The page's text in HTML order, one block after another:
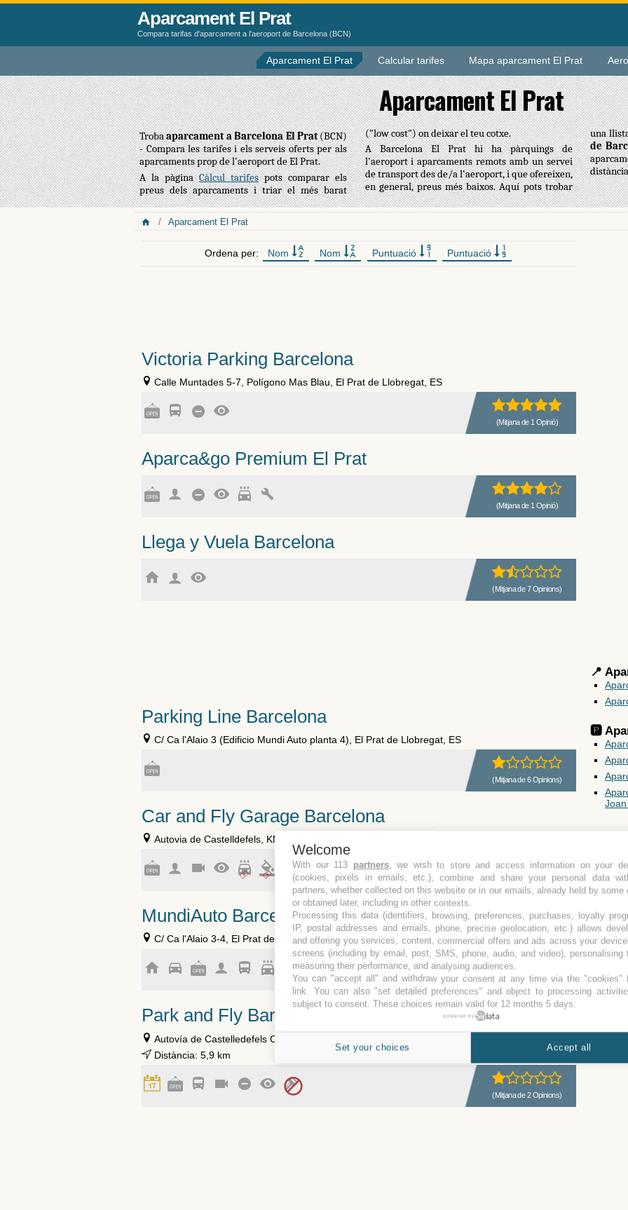
Aparcament El Prat
Compara tarifas d'aparcament a l'aeroport de Barcelona (BCN)
Aparcament El Prat Calcular tarifes Mapa aparcament El Prat
Aparcament El Prat
Trobaaparcament a Barcelona El Prat(BCN)
- Compara les tarifes i els serveis oferts per als
aparcaments prop de l'aeroport de El Prat.
A la pàginaCàlcul tarifespots comparar els
preus dels aparcaments i triar el més barat
("low cost") on deixar el teu cotxe.
A Barcelona El Prat hi ha pàrquings de
l'aeroport i aparcaments remots amb un servei
de transport des de/a l'aeroport, i que ofereixen,
en general, preus més baixos. Aquí pots trobar
una
de
Aparcament El Prat
Ordena per: Nom Nom Puntuació Puntuació
Victoria Parking Barcelona
Calle Muntades 5-7, Polígono Mas Blau, El Prat de Llobregat, ES
(Mitjana de 1 Opinió)
Aparca&go Premium El Prat
(Mitjana de 1 Opinió)
Llega y Vuela Barcelona
(Mitjana de 7 Opinions)
Parking Line Barcelona
C/ Ca l'Alaio 3 (Edificio Mundi Auto planta 4), El Prat de Llobregat, ES
(Mitjana de 6 Opinions)
Car and Fly Garage Barcelona
Autovia de Castelldefels, KM 191, 5, Barcelona, ES
(Mitjana de 3 Opinions)
MundiAuto Barcelona
C/ Ca l'Alaio 3-4, El Prat de Llobregat, ES
(Mitjana de 3 Opinions)
Park and Fly Barcelona
Autovía de Castelledefels C31 - Km 187,100, Viladecans, Barcelona, ES
Distància: 5,9 km
(Mitjana de 2 Opinions)
📍
🅿️
Welcome
With our 113 partners, we wish to store and access information on your
(cookies, pixels in emails, etc.), combine and share your personal data
partners, whether collected on this website or in our emails, already held by some
or obtained later, including in other contexts.
Processing this data (identifiers, browsing, preferences, purchases, loyalty
IP, postal addresses and emails, phone, precise geolocation, etc.) allows
and offering you services, content, commercial offers and ads across your
screens (including by email, post, SMS, phone, audio, and video), personalising
measuring their performance, and analysing audiences.
You can "accept all" and withdraw your consent at any time via the "cookies"
link. You can also "set detailed preferences" and object to processing
subject to consent. These choices remain valid for 12 months 5 days.
powered by
Set your choices Accept all